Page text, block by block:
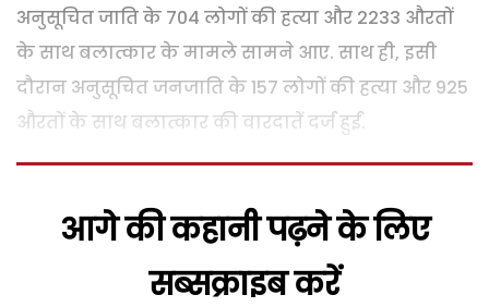
अनुसूचित जाति के 704 लोगों की हत्या और 2233 औरतों
के साथ बलात्कार के मामले सामने आए. साथ ही, इसी
दौरान अनुसूचित जनजाति के 157 लोगों की हत्या और 925
औरतों के साथ बलात्कार की वारदातें दर्ज हुईं.
आगे की कहानी पढ़ने के लिए
सब्सक्राइब करें